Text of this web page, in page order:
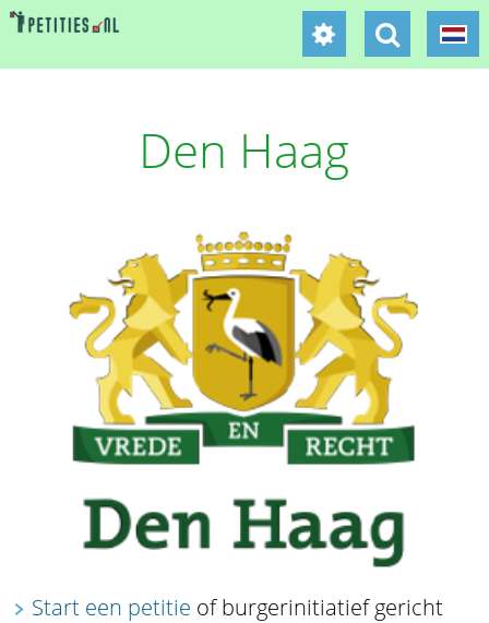
Den Haag
Start een petitie of burgerinitiatief gericht